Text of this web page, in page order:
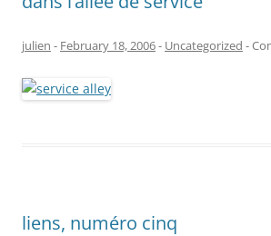
julien - February 18, 2006- Uncategorized -
liens, numéro cinq